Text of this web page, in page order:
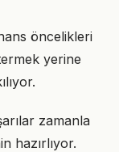
öncelikleri
yerine
zamanla
hazırlıyor.